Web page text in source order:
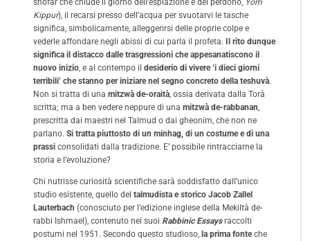
Kippur), il recarsi presso dell’acqua per svuotarvi le tasche
significa, simbolicamente, alleggerirsi delle proprie colpe e
vederle affondare negli abissi di cui parla il profeta. Il rito dunque
significa il distacco dalle trasgressioni che appesanatiscono il
nuovo inizio , e al contempo il desiderio di vivere ‘i dieci giorni
terribili’ che stanno per iniziare nel segno concreto della teshuvà.
Non si tratta di una mitzwà de-oraità , ossia derivata dalla Torà
scritta; ma a ben vedere neppure di una mitzwà de-rabbanan
prescritta dai maestri nel Talmud o dai gheonim, che non ne
parlano. Si tratta piuttosto di un minhag, di un costume e di una
prassi consolidati dalla tradizione. E’ possibile rintracciarne la
storia e l’evoluzione?
Chi nutrisse curiosità scientifiche sarà soddisfatto dall’unico
studio esistente, quello del talmudista e storico Jacob Zallel
Lauterbach (conosciuto per l’edizione inglese della Mekiltà de-
rabbi Ishmael), contenuto nei suoi Rabbinic Essays raccolti
postumi nel 1951. Secondo questo studioso, la prima fonteche